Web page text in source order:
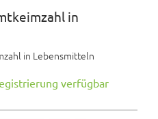
in
in Lebensmitteln
verfügbar